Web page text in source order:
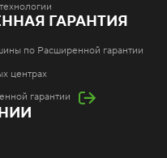
ГАРАНТИЯ
по Расширенной гарантии
центрах
гарантии